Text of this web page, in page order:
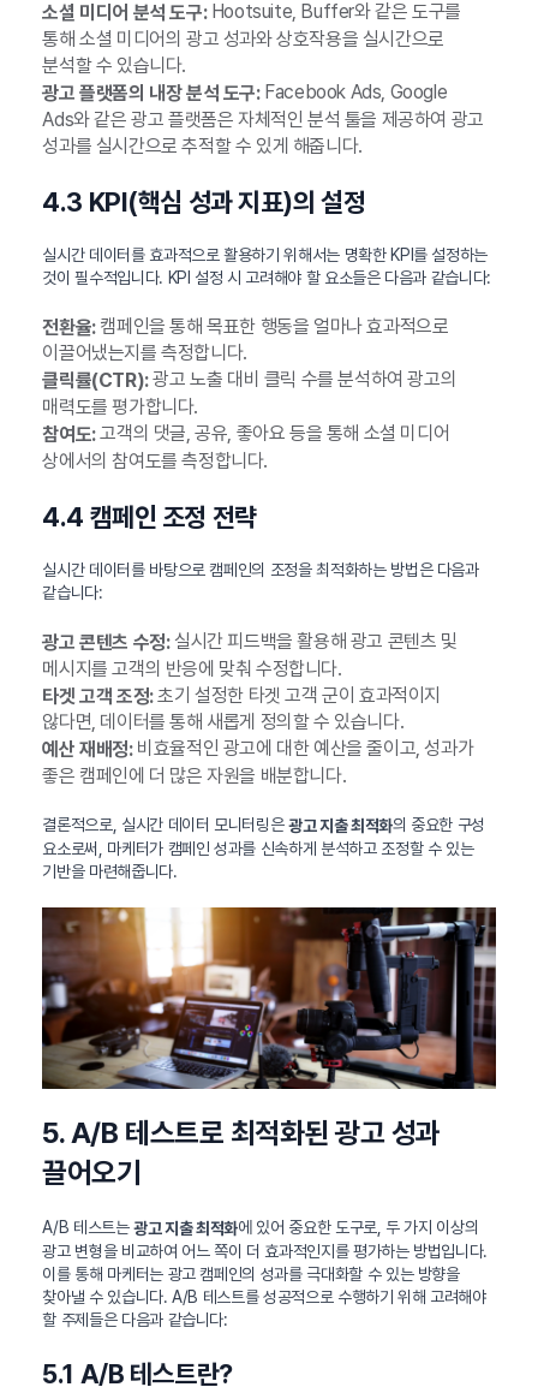
소셜 미디어 분석 도구:Hootsuite, Buffer와 같은 도구를
통해 소셜 미디어의 광고 성과와 상호작용을 실시간으로
분석할 수 있습니다.
광고 플랫폼의 내장 분석 도구:Facebook Ads, Google
Ads와 같은 광고 플랫폼은 자체적인 분석 툴을 제공하여 광고
성과를 실시간으로 추적할 수 있게 해줍니다.
4.3 KPI(핵심 성과 지표)의 설정
실시간 데이터를 효과적으로 활용하기 위해서는 명확한 KPI를 설정하는
것이 필수적입니다. KPI 설정 시 고려해야 할 요소들은 다음과 같습니다:
전환율:캠페인을 통해 목표한 행동을 얼마나 효과적으로
이끌어냈는지를 측정합니다.
클릭률(CTR):광고 노출 대비 클릭 수를 분석하여 광고의
매력도를 평가합니다.
참여도:고객의 댓글, 공유, 좋아요 등을 통해 소셜 미디어
상에서의 참여도를 측정합니다.
4.4 캠페인 조정 전략
실시간 데이터를 바탕으로 캠페인의 조정을 최적화하는 방법은 다음과
같습니다:
광고 콘텐츠 수정:실시간 피드백을 활용해 광고 콘텐츠 및
메시지를 고객의 반응에 맞춰 수정합니다.
타겟 고객 조정:초기 설정한 타겟 고객 군이 효과적이지
않다면, 데이터를 통해 새롭게 정의할 수 있습니다.
예산 재배정:비효율적인 광고에 대한 예산을 줄이고, 성과가
좋은 캠페인에 더 많은 자원을 배분합니다.
결론적으로, 실시간 데이터 모니터링은광고 지출 최적화의 중요한 구성
요소로써, 마케터가 캠페인 성과를 신속하게 분석하고 조정할 수 있는
기반을 마련해줍니다.
5. A/B 테스트로 최적화된 광고 성과
끌어오기
A/B 테스트는광고 지출 최적화에 있어 중요한 도구로, 두 가지 이상의
광고 변형을 비교하여 어느 쪽이 더 효과적인지를 평가하는 방법입니다.
이를 통해 마케터는 광고 캠페인의 성과를 극대화할 수 있는 방향을
찾아낼 수 있습니다. A/B 테스트를 성공적으로 수행하기 위해 고려해야
할 주제들은 다음과 같습니다:
5.1 A/B 테스트란?